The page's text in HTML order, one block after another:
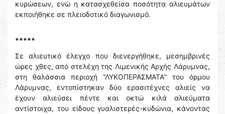
κυρώσεων, ενώ η κατασχεθείσα ποσότητα αλιευμάτων
εκποιήθηκε σε πλειοδοτικό διαγωνισμό.
*****
Σε αλιευτικό έλεγχο που διενεργήθηκε, μεσημβρινές
ώρες χθες, από στελέχη της Λιμενικής Αρχής Λάρυμνας,
στη θαλάσσια περιοχή “ΛΥΚΟΠΕΡΑΣΜΑΤΑ'' του όρμου
Λάρυμνας, εντοπίστηκαν δύο ερασιτέχνες αλιείς να
έχουν αλιεύσει πέντε και οκτώ κιλά αλιεύματα
αντίστοιχα, του είδους γυαλιστερές-κυδώνια, κάνοντας